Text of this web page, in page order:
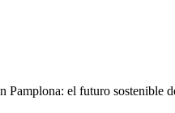
Pamplona: el futuro sostenible